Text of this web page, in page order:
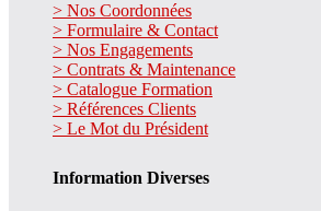
> Nos Coordonnées
> Formulaire & Contact
> Nos Engagements
> Contrats & Maintenance
> Catalogue Formation
> Références Clients
> Le Mot du Président
Information Diverses